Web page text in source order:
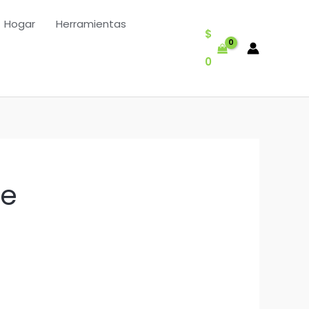
Hogar Herramientas
$
0